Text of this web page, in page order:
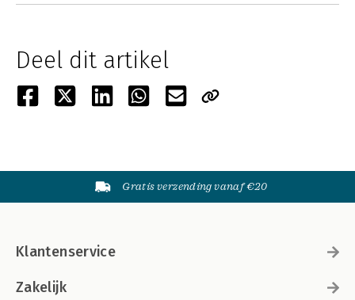
Deel dit artikel
Gratis verzending vanaf €20
Klantenservice
Zakelijk